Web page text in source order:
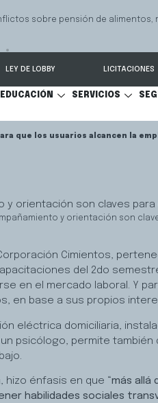
sobre pensión de alimentos,
LEY DE LOBBY LICITACIONES
EDUCACIÓN SERVICIOS
que los usuarios alcancen la
y orientación son
Cimientos,
del 2do
en el mercado laboral. Y
en base a sus propios
eléctrica domiciliaria,
psicólogo, permite también
hizo énfasis en que “más allá
habilidades sociales